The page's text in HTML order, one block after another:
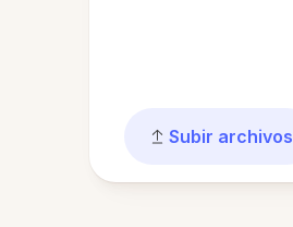
Subir archivos